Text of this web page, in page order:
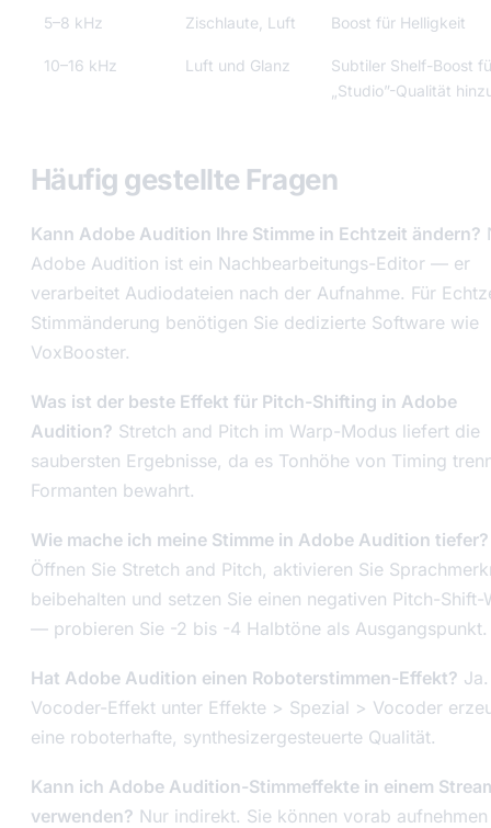
5–8 kHz Zischlaute, Luft Boost für Helligkeit
10–16 kHz Luft und Glanz
Subtiler Shelf-Boost
„Studio”-Qualität
Häufig gestellte Fragen
Kann Adobe Audition Ihre Stimme in Echtzeit ändern?
Adobe Audition ist ein Nachbearbeitungs-Editor — er
verarbeitet Audiodateien nach der Aufnahme. Für
Stimmänderung benötigen Sie dedizierte Software wie
VoxBooster.
Was ist der beste Effekt für Pitch-Shifting in Adobe
Audition? Stretch and Pitch im Warp-Modus liefert die
saubersten Ergebnisse, da es Tonhöhe von Timing
Formanten bewahrt.
Wie mache ich meine Stimme in Adobe Audition tiefer?
Öffnen Sie Stretch and Pitch, aktivieren Sie
beibehalten und setzen Sie einen negativen Pitch-Shift-
— probieren Sie -2 bis -4 Halbtöne als Ausgangspunkt.
Hat Adobe Audition einen Roboterstimmen-Effekt?
Vocoder-Effekt unter Effekte > Spezial > Vocoder
eine roboterhafte, synthesizergesteuerte Qualität.
Kann ich Adobe Audition-Stimmeffekte in einem
verwenden? Nur indirekt. Sie können vorab